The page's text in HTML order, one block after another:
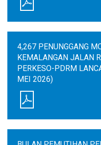
4,267 PENUNGGANG
KEMALANGAN JALAN
PERKESO-PDRM
MEI 2026)